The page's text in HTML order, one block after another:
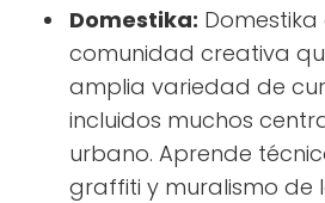
Domestika: Domestika
comunidad creativa
amplia variedad de
incluidos muchos
urbano. Aprende
graffiti y muralismo de